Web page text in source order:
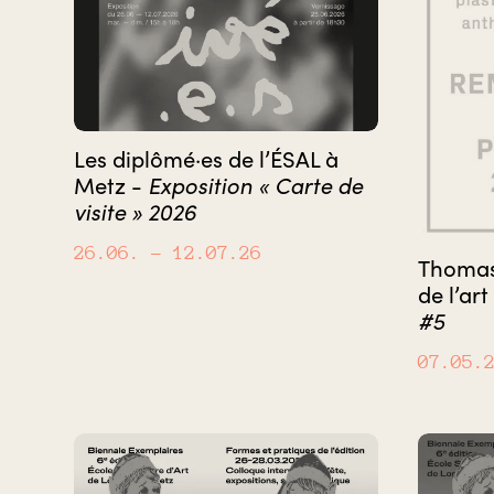
Les diplômé·es de l’ÉSAL à
Metz - Exposition « Carte de
visite » 2026
26.06. – 12.07.26
de
#5